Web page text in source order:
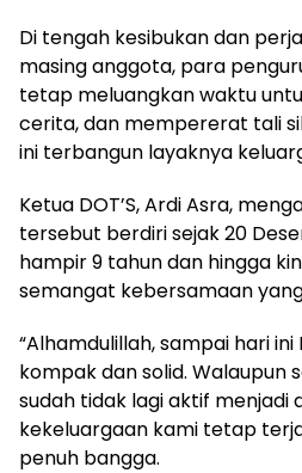
Di tengah kesibukan dan
masing anggota, para
tetap meluangkan waktu
cerita, dan mempererat tali
ini terbangun layaknya
Ketua DOT’S, Ardi Asra,
tersebut berdiri sejak 20
hampir 9 tahun dan hingga
semangat kebersamaan
“Alhamdulillah, sampai hari ini
kompak dan solid. Walaupun
sudah tidak lagi aktif menjadi
kekeluargaan kami tetap
penuh bangga.